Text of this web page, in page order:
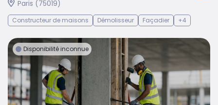
Paris (75019)
Constructeur de maisons Démolisseur Façadier +4
Disponibilité inconnue